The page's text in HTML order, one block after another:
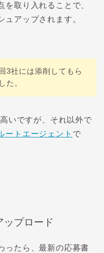
取り入れることで、
ュアップされます。
3社には添削してもら
た。
いですが、それ以外で
ートエージェント で
プロード
ったら、最新の応募書